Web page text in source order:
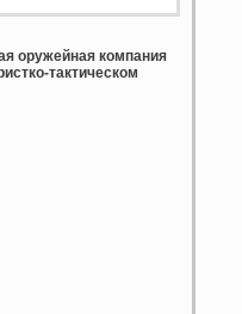
оружейная компания
тактическом